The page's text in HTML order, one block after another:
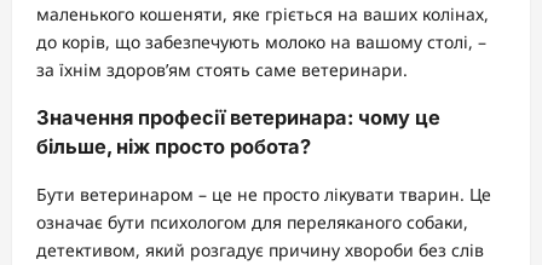
маленького кошеняти, яке гріється на ваших колінах,
до корів, що забезпечують молоко на вашому столі, –
за їхнім здоров’ям стоять саме ветеринари.
Значення професії ветеринара: чому це
більше, ніж просто робота?
Бути ветеринаром – це не просто лікувати тварин. Це
означає бути психологом для переляканого собаки,
детективом, який розгадує причину хвороби без слів